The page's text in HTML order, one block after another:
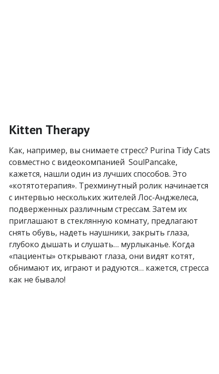
Kitten Therapy
Как, например, вы снимаете стресс? Purina Tidy Cats
совместно с видеокомпанией SoulPancake,
кажется, нашли один из лучших способов. Это
«котятотерапия». Трехминутный ролик начинается
с интервью нескольких жителей Лос-Анджелеса,
подверженных различным стрессам. Затем их
приглашают в стеклянную комнату, предлагают
снять обувь, надеть наушники, закрыть глаза,
глубоко дышать и слушать… мурлыканье. Когда
«пациенты» открывают глаза, они видят котят,
обнимают их, играют и радуются… кажется, стресса
как не бывало!